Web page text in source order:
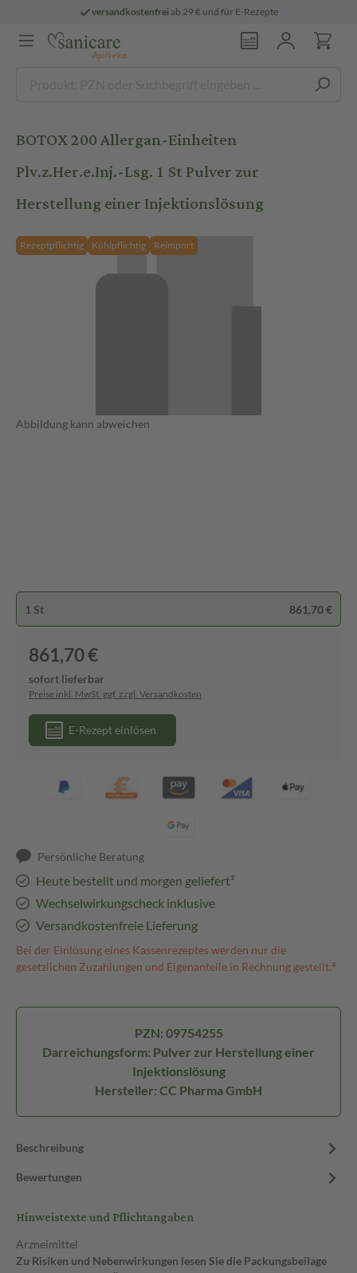
versandkostenfreiab 29 € und für E-Rezepte
BOTOX 200 Allergan-Einheiten
Plv.z.Her.e.Inj.-Lsg. 1 St Pulver zur
Herstellung einer Injektionslösung
Rezeptpflichtig Kühlpflichtig Reimport
Abbildung kann abweichen
1 St 861,70 €
861,70 €
sofort lieferbar
Preise inkl. MwSt. ggf. zzgl. Versandkosten
E-Rezept einlösen
Persönliche Beratung
Heute bestellt und morgen geliefert³
Wechselwirkungscheck inklusive
Versandkostenfreie Lieferung
Bei der Einlösung eines Kassenrezeptes werden nur die
gesetzlichen Zuzahlungen und Eigenanteile in Rechnung gestellt.⁴
PZN: 09754255
Darreichungsform: Pulver zur Herstellung einer
Injektionslösung
Hersteller: CC Pharma GmbH
Beschreibung
Bewertungen
Hinweistexte und Pflichtangaben
Arzneimittel
Zu Risiken und Nebenwirkungen lesen Sie die Packungsbeilage